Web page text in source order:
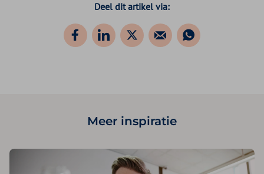
Deel dit artikel via:
Meer inspiratie